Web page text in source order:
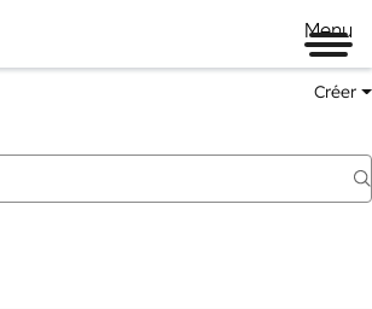
Menu
Créer